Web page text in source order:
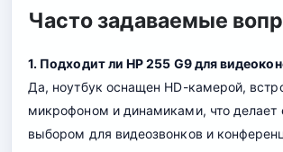
Часто задаваемые
1. Подходит ли HP 255 G9 для
Да, ноутбук оснащен HD-камерой,
микрофоном и динамиками, что делает
выбором для видеозвонков и